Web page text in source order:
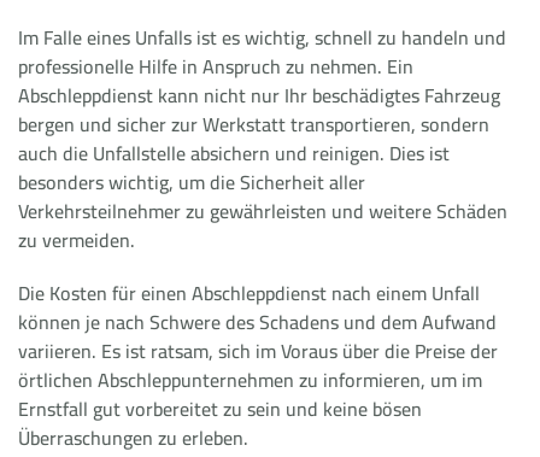
Im Falle eines Unfalls ist es wichtig, schnell zu handeln und
professionelle Hilfe in Anspruch zu nehmen. Ein
Abschleppdienst kann nicht nur Ihr beschädigtes Fahrzeug
bergen und sicher zur Werkstatt transportieren, sondern
auch die Unfallstelle absichern und reinigen. Dies ist
besonders wichtig, um die Sicherheit aller
Verkehrsteilnehmer zu gewährleisten und weitere Schäden
zu vermeiden.
Die Kosten für einen Abschleppdienst nach einem Unfall
können je nach Schwere des Schadens und dem Aufwand
variieren. Es ist ratsam, sich im Voraus über die Preise der
örtlichen Abschleppunternehmen zu informieren, um im
Ernstfall gut vorbereitet zu sein und keine bösen
Überraschungen zu erleben.